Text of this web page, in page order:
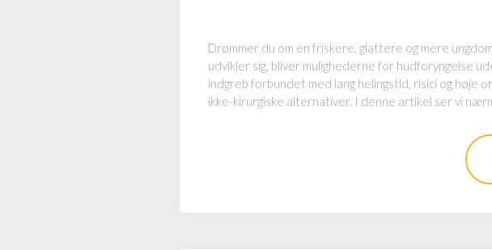
Drømmer du om en friskere, glattere og mere
udvikler sig, bliver mulighederne for hudforyngelse
indgreb forbundet med lang helingstid, risici og
ikke-kirurgiske alternativer. I denne artikel ser vi